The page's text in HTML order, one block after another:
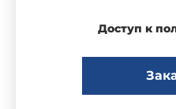
Доступ к